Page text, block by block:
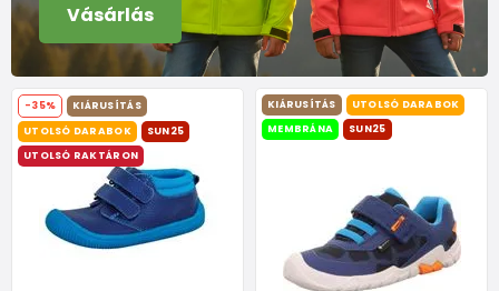
Vásárlás
-35%
KIÁRUSÍTÁS
UTOLSÓ DARABOK
SUN25
UTOLSÓ RAKTÁRON
KIÁRUSÍTÁS
UTOLSÓ DARABOK
MEMBRÁNA
SUN25